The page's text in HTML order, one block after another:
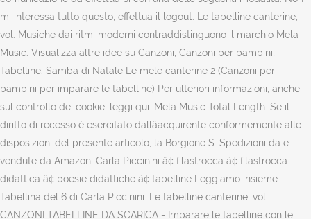
mi interessa tutto questo, effettua il logout. Le tabelline canterine,
vol. Musiche dai ritmi moderni contraddistinguono il marchio Mela
Music. Visualizza altre idee su Canzoni, Canzoni per bambini,
Tabelline. Samba di Natale Le mele canterine 2 (Canzoni per
bambini per imparare le tabelline) Per ulteriori informazioni, anche
sul controllo dei cookie, leggi qui: Mela Music Total Length: Se il
diritto di recesso è esercitato dallâacquirente conformemente alle
disposizioni del presente articolo, la Borgione S. Spedizioni da e
vendute da Amazon. Carla Piccinini â¢ filastrocca â¢ filastrocca
didattica â¢ poesie didattiche â¢ tabelline Leggiamo insieme:
Tabellina del 6 di Carla Piccinini. Le tabelline canterine, vol.
CANZONI TABELLINE DA SCARICA - Imparare le tabelline con le